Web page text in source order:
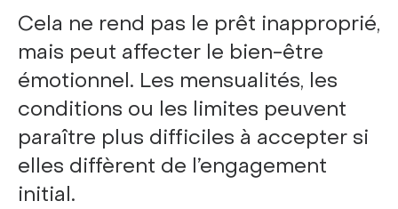
Cela ne rend pas le prêt inapproprié,
mais peut affecter le bien-être
émotionnel. Les mensualités, les
conditions ou les limites peuvent
paraître plus difficiles à accepter si
elles diffèrent de l’engagement
initial.